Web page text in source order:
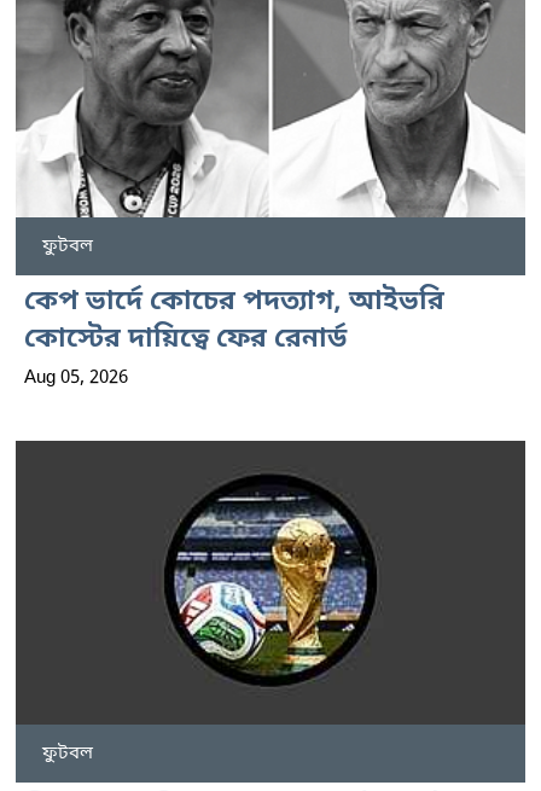
ফুটবল
কেপ ভার্দে কোচের পদত্যাগ, আইভরি
কোস্টের দায়িত্বে ফের রেনার্ড
Aug 05, 2026
ফুটবল